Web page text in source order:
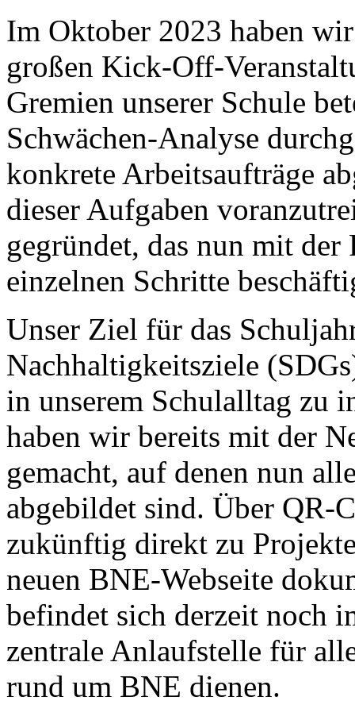
Im Oktober 2023 haben
großen Kick-Off-
Gremien unserer Schule
Schwächen-Analyse
konkrete Arbeitsaufträge
dieser Aufgaben
gegründet, das nun mit
einzelnen Schritte
Unser Ziel für das
Nachhaltigkeitsziele
in unserem Schulalltag zu
haben wir bereits mit der
gemacht, auf denen nun
abgebildet sind. Über QR-
zukünftig direkt zu
neuen BNE-Webseite
befindet sich derzeit noch
zentrale Anlaufstelle für
rund um BNE dienen.